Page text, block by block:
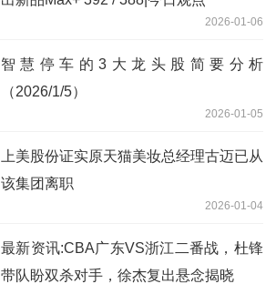
2026-01-06
智慧停车的3大龙头股简要分析
（2026/1/5）
2026-01-05
上美股份证实原天猫美妆总经理古迈已从
该集团离职
2026-01-04
最新资讯:CBA广东VS浙江二番战，杜锋
带队盼双杀对手，徐杰复出悬念揭晓